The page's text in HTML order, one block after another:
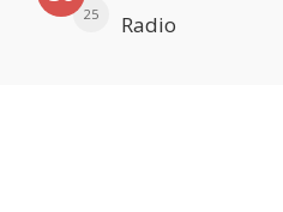
25 Radio